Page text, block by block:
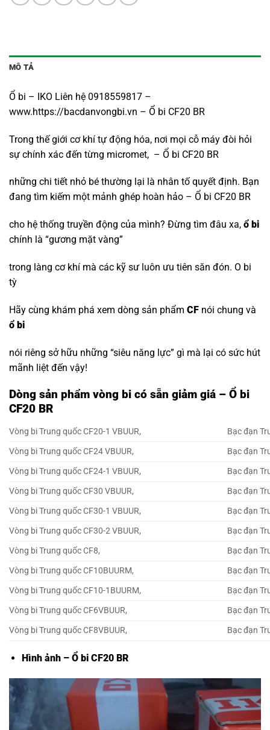
MÔ TẢ
Ổ bi – IKO Liên hệ 0918559817 –
www.https://bacdanvongbi.vn – Ổ bi CF20 BR
Trong thế giới cơ khí tự động hóa, nơi mọi cỗ máy đòi hỏi
sự chính xác đến từng micromet, – Ổ bi CF20 BR
những chi tiết nhỏ bé thường lại là nhân tố quyết định. Bạn
đang tìm kiếm một mảnh ghép hoàn hảo – Ổ bi CF20 BR
cho hệ thống truyền động của mình? Đừng tìm đâu xa, ổ bi
chính là “gương mặt vàng”
trong làng cơ khí mà các kỹ sư luôn ưu tiên săn đón. O bi
tỳ
Hãy cùng khám phá xem dòng sản phẩm CF nói chung và
ổ bi
nói riêng sở hữu những “siêu năng lực” gì mà lại có sức hút
mãnh liệt đến vậy!
Dòng sản phẩm vòng bi có sẵn giảm giá – Ổ bi
CF20 BR
Vòng bi Trung quốc CF20-1 VBUUR,
Bạc đạn
Vòng bi Trung quốc CF24 VBUUR,
Bạc đạn
Vòng bi Trung quốc CF24-1 VBUUR,
Bạc đạn
Vòng bi Trung quốc CF30 VBUUR,
Bạc đạn
Vòng bi Trung quốc CF30-1 VBUUR,
Bạc đạn
Vòng bi Trung quốc CF30-2 VBUUR,
Bạc đạn
Vòng bi Trung quốc CF8,
Bạc đạn
Vòng bi Trung quốc CF10BUURM,
Bạc đạn
Vòng bi Trung quốc CF10-1BUURM,
Bạc đạn
Vòng bi Trung quốc CF6VBUUR,
Bạc đạn
Vòng bi Trung quốc CF8VBUUR,
Bạc đạn
Hình ảnh – Ổ bi CF20 BR